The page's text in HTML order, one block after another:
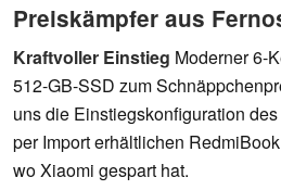
Forum
Preiskämpfer aus
Kraftvoller Einstieg Moderner 6-
512-GB-SSD zum
uns die Einstiegskonfiguration
per Import erhältlichen
wo Xiaomi gespart hat.